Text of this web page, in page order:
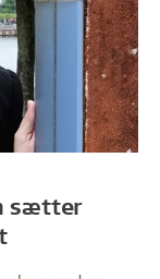
sætter